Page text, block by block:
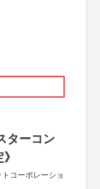
ターコン
コーポレーショ